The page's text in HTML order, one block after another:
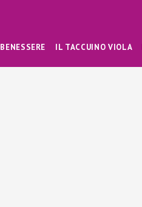
BENESSERE IL TACCUINO VIOLA